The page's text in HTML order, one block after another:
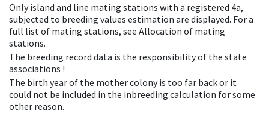
Only island and line mating stations with a registered 4a,
subjected to breeding values estimation are displayed. For a
full list of mating stations, see Allocation of mating
stations.
The breeding record data is the responsibility of the state
associations !
The birth year of the mother colony is too far back or it
could not be included in the inbreeding calculation for some
other reason.